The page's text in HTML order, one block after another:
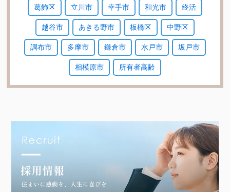
葛飾区 立川市 幸手市 和光市 終活
越谷市 あきる野市 板橋区 中野区
調布市 多摩市 鎌倉市 水戸市 坂戸市
相模原市 所有者高齢